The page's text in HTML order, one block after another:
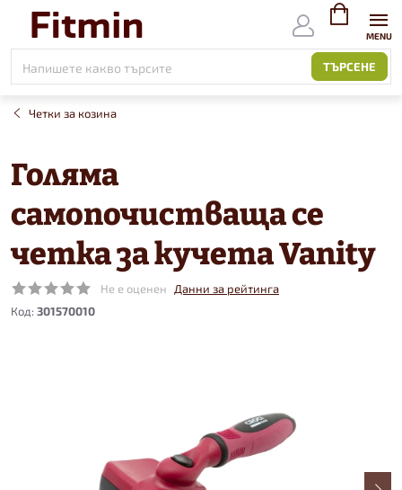
съдържанието
ТЪРСЕНЕ
ВИЖ
Четки за козина
Голяма
самопочистваща се
четка за кучета Vanity
Не е оценен
Данни за рейтинга
Код: 301570010